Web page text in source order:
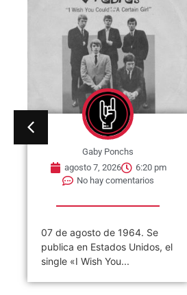
Gaby Ponchs
agosto 7, 2026
6:20 pm
No hay comentarios
07 de agosto de 1964. Se
publica en Estados Unidos, el
single «I Wish You...